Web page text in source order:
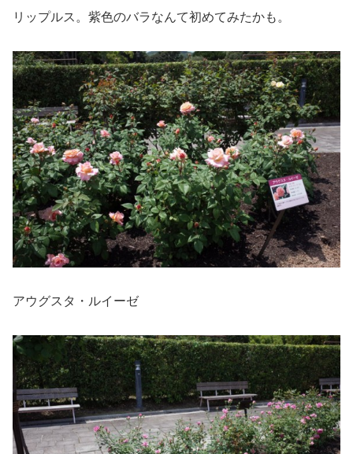
リップルス。紫色のバラなんて初めてみたかも。
アウグスタ・ルイーゼ